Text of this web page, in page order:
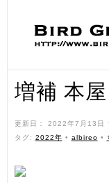
増補 本
更新日： 2022年7月13日
タグ: 2022年 • albireo •